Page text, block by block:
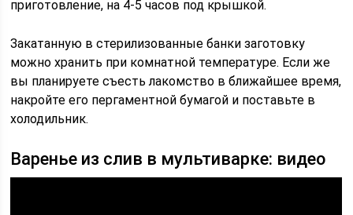
приготовление, на 4-5 часов под крышкой.
Закатанную в стерилизованные банки заготовку
можно хранить при комнатной температуре. Если же
вы планируете съесть лакомство в ближайшее время,
накройте его пергаментной бумагой и поставьте в
холодильник.
Варенье из слив в мультиварке: видео